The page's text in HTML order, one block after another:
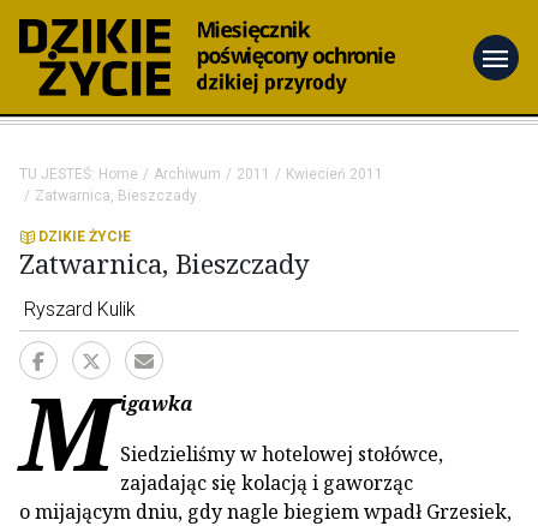
menu
TU JESTEŚ: Home Archiwum 2011
Kwiecień 2011
Zatwarnica, Bieszczady
DZIKIE ŻYCIE
Zatwarnica, Bieszczady
Ryszard Kulik
Migawka
Siedzieliśmy w hotelowej stołówce,
zajadając się kolacją i gaworząc
o mijającym dniu, gdy nagle biegiem wpadł Grzesiek,